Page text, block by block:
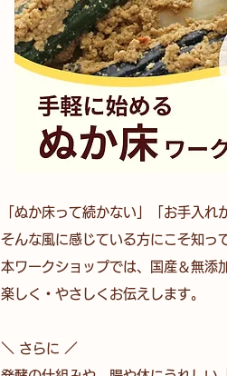
「ぬか床って続かない」「お手入
そんな風に感じている方にこそ知っ
​本ワークショップでは、国産＆無
楽しく・やさしくお伝えします。
＼ さらに ／